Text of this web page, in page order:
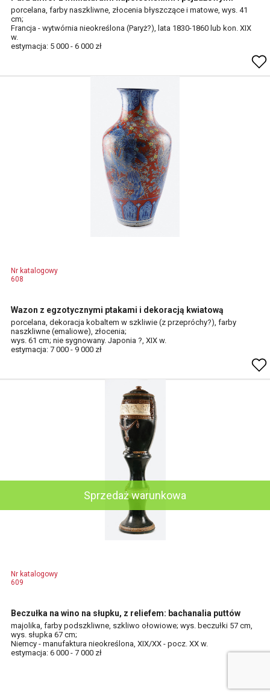
porcelana, farby naszkliwne, złocenia błyszczące i matowe, wys. 41
cm;
Francja - wytwórnia nieokreślona (Paryż?), lata 1830-1860 lub kon. XIX
w.
estymacja: 5 000 - 6 000 zł
Nr katalogowy
608
Wazon z egzotycznymi ptakami i dekoracją kwiatową
porcelana, dekoracja kobaltem w szkliwie (z przepróchy?), farby
naszkliwne (emaliowe), złocenia;
wys. 61 cm; nie sygnowany. Japonia ?, XIX w.
estymacja: 7 000 - 9 000 zł
Sprzedaż warunkowa
Nr katalogowy
609
Beczułka na wino na słupku, z reliefem: bachanalia puttów
majolika, farby podszkliwne, szkliwo ołowiowe; wys. beczułki 57 cm,
wys. słupka 67 cm;
Niemcy - manufaktura nieokreślona, XIX/XX - pocz. XX w.
estymacja: 6 000 - 7 000 zł